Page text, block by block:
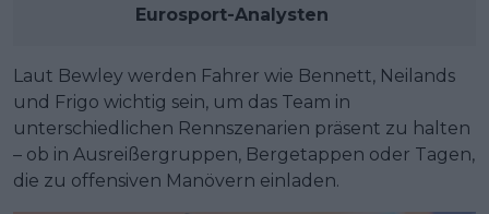
Eurosport-Analysten
Laut Bewley werden Fahrer wie Bennett, Neilands
und Frigo wichtig sein, um das Team in
unterschiedlichen Rennszenarien präsent zu halten
– ob in Ausreißergruppen, Bergetappen oder Tagen,
die zu offensiven Manövern einladen.